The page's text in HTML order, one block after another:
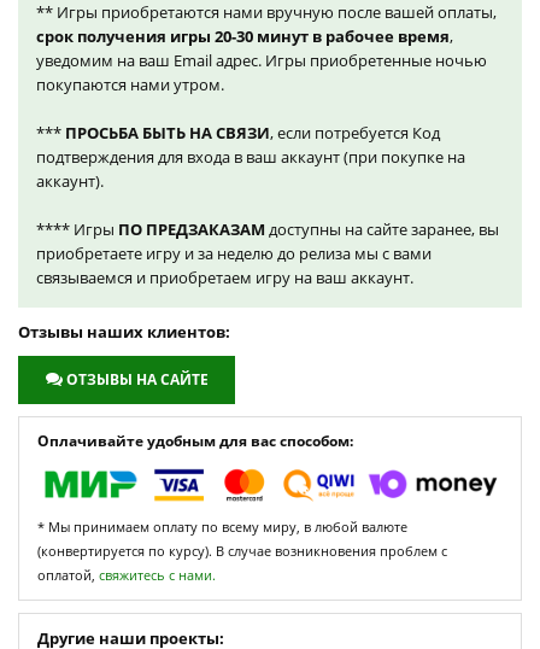
** Игры приобретаются нами вручную после вашей оплаты,
срок получения игры 20-30 минут в рабочее время,
уведомим на ваш Email адрес. Игры приобретенные ночью
покупаются нами утром.
*** ПРОСЬБА БЫТЬ НА СВЯЗИ, если потребуется Код
подтверждения для входа в ваш аккаунт (при покупке на
аккаунт).
**** Игры ПО ПРЕДЗАКАЗАМ доступны на сайте заранее, вы
приобретаете игру и за неделю до релиза мы с вами
связываемся и приобретаем игру на ваш аккаунт.
Отзывы наших клиентов:
ОТЗЫВЫ НА САЙТЕ
Оплачивайте удобным для вас способом:
* Мы принимаем оплату по всему миру, в любой валюте
(конвертируется по курсу). В случае возникновения проблем с
оплатой, свяжитесь с нами.
Другие наши проекты: